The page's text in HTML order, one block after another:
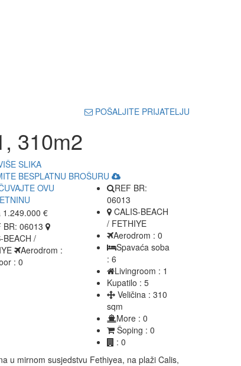
POŠALJITE PRIJATELJU
310m2
SLIKA
BESPLATNU BROŠURU
OVU
1.249.000 €
BR: 06013
BEACH /
Aerodrom :
: 0
REF BR:
06013
CALIS-BEACH
/ FETHIYE
Aerodrom : 0
Spavaća soba
: 6
Livingroom : 1
Kupatilo : 5
Veličina : 310
sqm
More : 0
Šoping : 0
: 0
u mirnom susjedstvu Fethiyea, na plaži Calis,